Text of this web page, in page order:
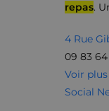
repas.
4 Rue
09 83
Voir
Social